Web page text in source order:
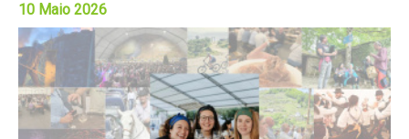
10 Maio 2026